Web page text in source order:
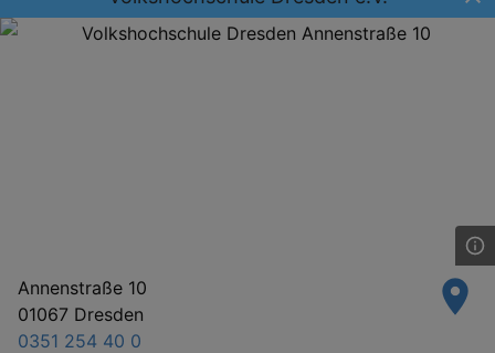
Annenstraße 10
01067 Dresden
0351 254 40 0